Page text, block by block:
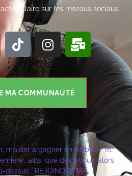
Claire sur les réseaux sociaux.
MA COMMUNAUTÉ
m’aider à gagner en visibilité et
ainsi que des bonus, alors
: REJOINDRE MA